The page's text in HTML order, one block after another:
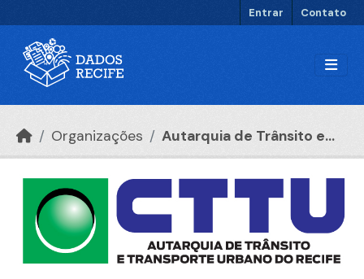
Entrar Contato
Organizações Autarquia de Trânsito e...